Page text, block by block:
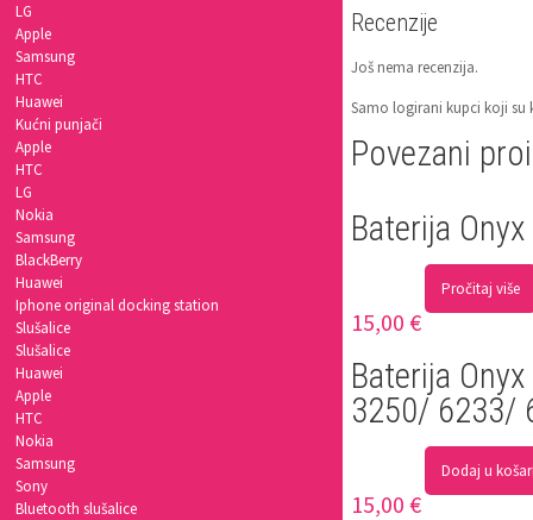
Recenzije
Još nema recenzija.
Samo logirani kupci koji
Povezani
Baterija
15,00 €
Pročitaj više
Baterija
3250/ 6233/
15,00 €
Dodaj u
LG
Apple
Samsung
HTC
Huawei
Kućni punjači
Apple
HTC
LG
Nokia
Samsung
BlackBerry
Huawei
Iphone original docking station
Slušalice
Slušalice
Huawei
Apple
HTC
Nokia
Samsung
Sony
Bluetooth slušalice